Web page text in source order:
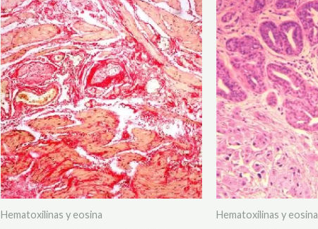
Hematoxilinas y eosina Hematoxilinas y eosina